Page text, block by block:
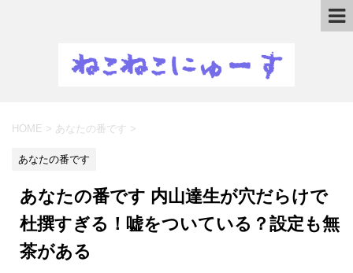
HOME > あなたの番です >
あなたの番です
あなたの番です 内山達生が穴だらけで
杜撰すぎる！嘘をついている？設定も無
茶がある